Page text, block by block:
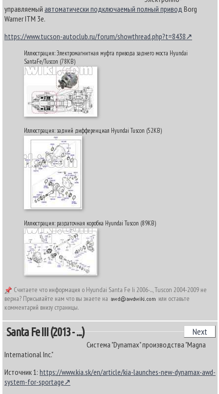
управляемый автоматически подключаемый полный привод Borg
Warner ITM 3e.
https://www.tucson-autoclub.ru/forum/showthread.php?t=8438
Иллюстрация: Электромагнитная муфта привода заднего моста Hyundai
SantaFe/Tuscon (78KB)
Иллюстрация: задний дифференциал Hyundai Tuscon (52KB)
Иллюстрация: раздаточная коробка Hyundai Tuscon (89KB)
Считаете что информация о Hyundai Santa Fe Ii 2006-..., Tuscon 2004-2009 не
верна? Присылайте нам что вы знаете на
или оставьте
комментарий внизу страницы.
Santa Fe III (2013 - ...) Next
Система "Dynamax" производства "Magna
International Inc."
Источник 1: https://www.kia.sk/en/article/kia-launches-new-dynamax-awd-
system-for-sportage